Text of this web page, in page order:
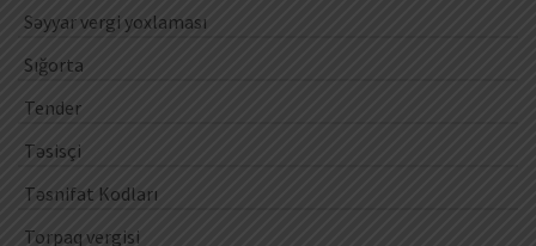
Səyyar vergi yoxlaması
Sığorta
Tender
Təsisçi
Təsnifat Kodları
Torpaq vergisi